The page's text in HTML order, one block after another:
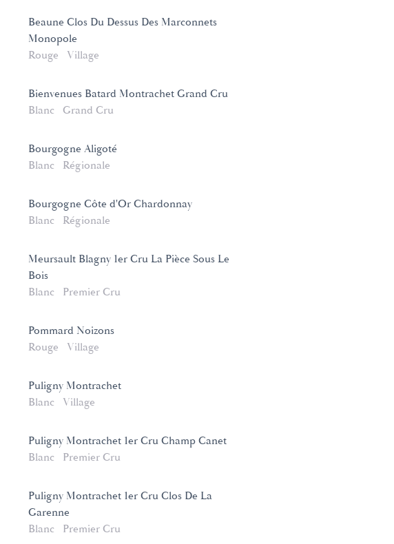
Beaune Clos Du Dessus Des Marconnets
Monopole
Rouge
Village
Bienvenues Batard Montrachet Grand Cru
Blanc
Grand Cru
Bourgogne Aligoté
Blanc
Régionale
Bourgogne Côte d'Or Chardonnay
Blanc
Régionale
Meursault Blagny 1er Cru La Pièce Sous Le
Bois
Blanc
Premier Cru
Pommard Noizons
Rouge
Village
Puligny Montrachet
Blanc
Village
Puligny Montrachet 1er Cru Champ Canet
Blanc
Premier Cru
Puligny Montrachet 1er Cru Clos De La
Garenne
Blanc
Premier Cru